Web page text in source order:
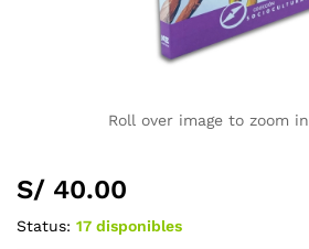
Roll over image to zoom in
S/ 40.00
Status: 17 disponibles